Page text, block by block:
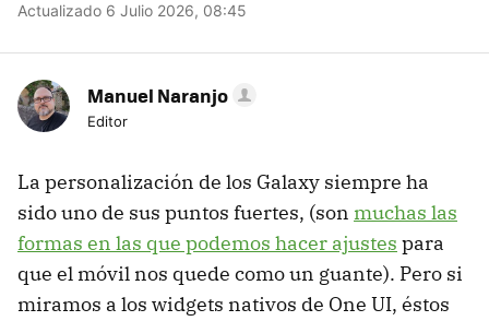
Actualizado 6 Julio 2026, 08:45
Manuel Naranjo
Editor
La personalización de los Galaxy siempre ha
sido uno de sus puntos fuertes, (son muchas las
formas en las que podemos hacer ajustes para
que el móvil nos quede como un guante). Pero si
miramos a los widgets nativos de One UI, éstos